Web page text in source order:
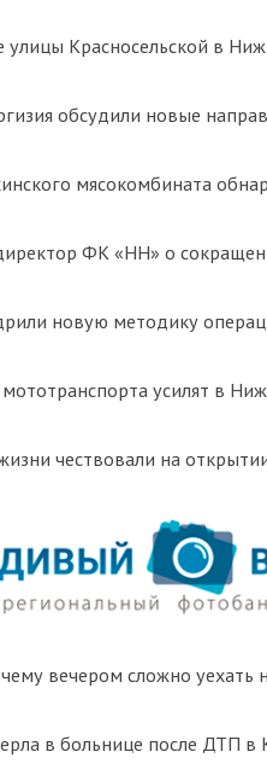
улицы Красносельской в
обсудили новые
мясокомбината
ФК «НН» о
новую методику
усилят в
чествовали на
вечером сложно уехать
в больнице после ДТП в